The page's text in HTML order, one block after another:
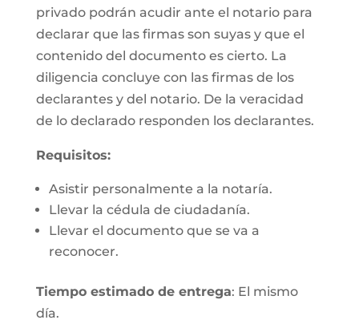
privado podrán acudir ante el notario para
declarar que las firmas son suyas y que el
contenido del documento es cierto. La
diligencia concluye con las firmas de los
declarantes y del notario. De la veracidad
de lo declarado responden los declarantes.
Requisitos:
Asistir personalmente a la notaría.
Llevar la cédula de ciudadanía.
Llevar el documento que se va a
reconocer.
Tiempo estimado de entrega: El mismo
día.